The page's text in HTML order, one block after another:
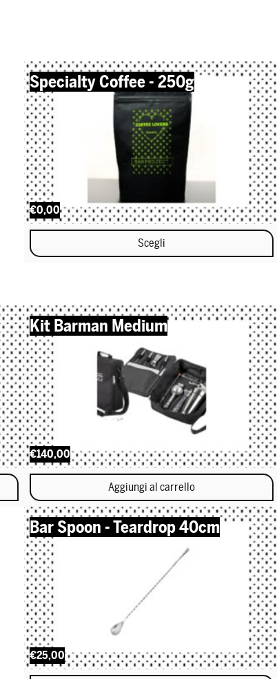
Specialty Coffee - 250g
€0,00
Scegli
Kit Barman Medium
€140,00
Aggiungi al carrello
Bar Spoon - Teardrop 40cm
€25,00